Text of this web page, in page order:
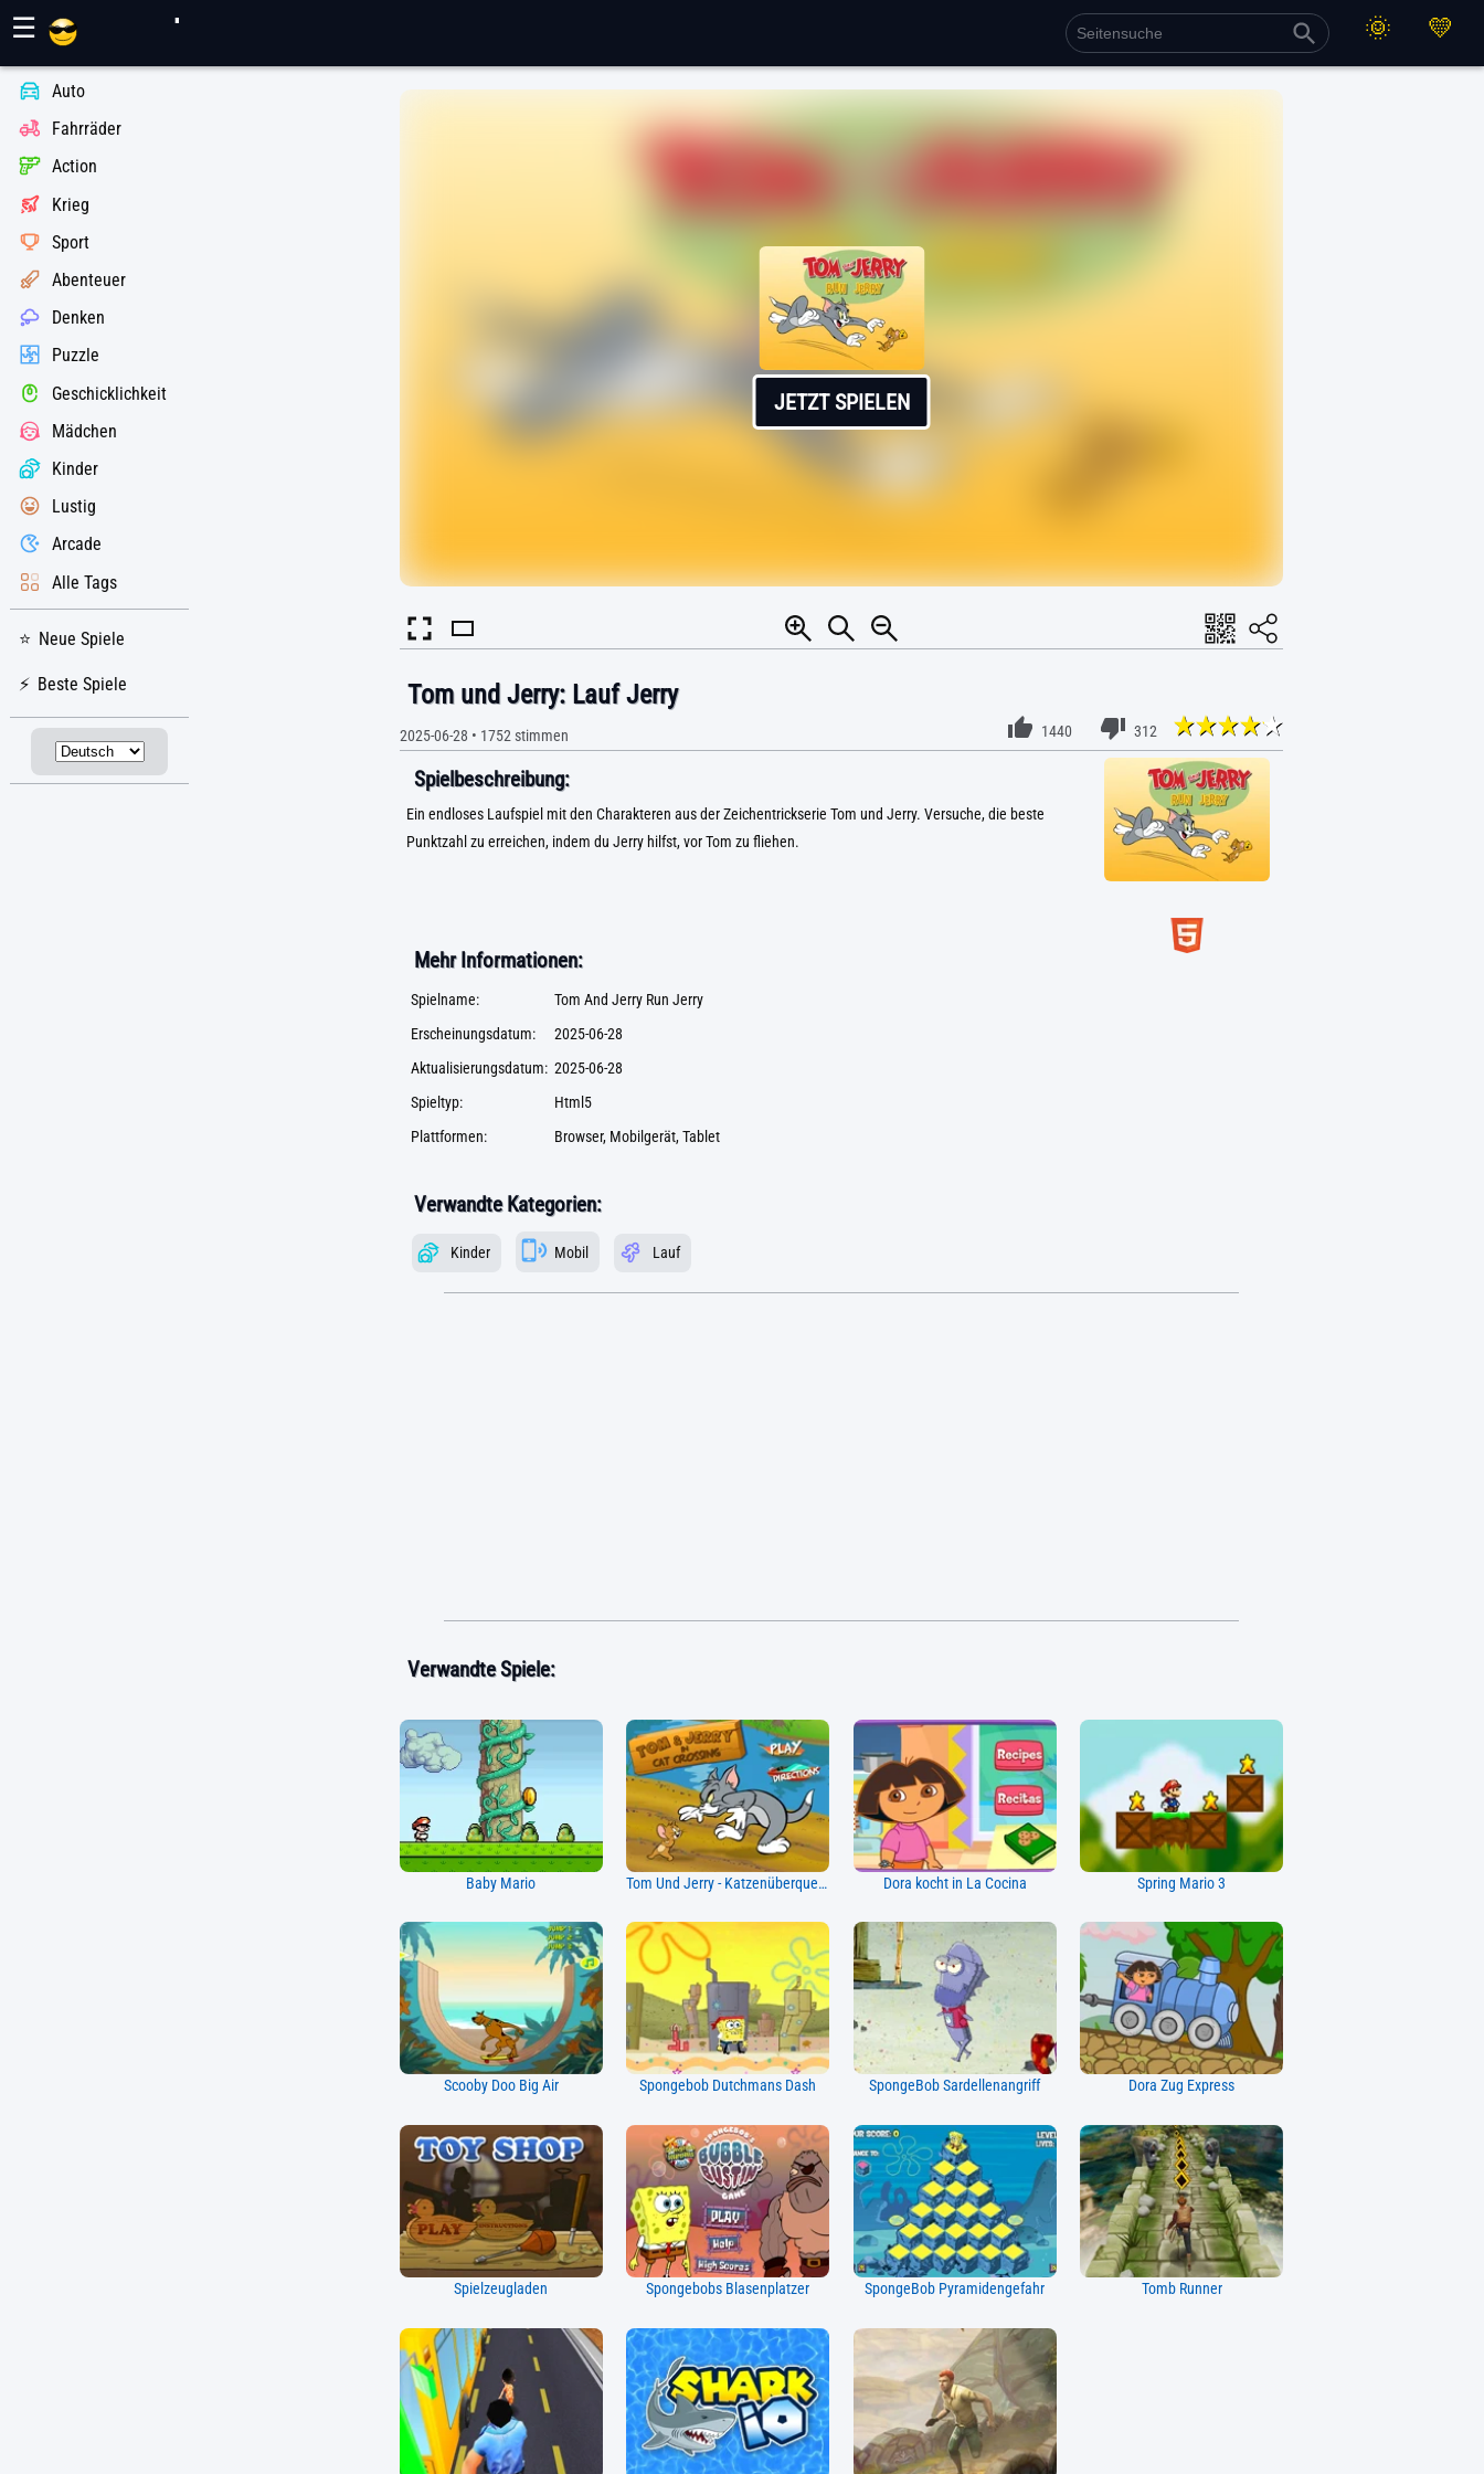
☰
Auto
Fahrräder
Action
Krieg
Sport
Abenteuer
Denken
Puzzle
Geschicklichkeit
Mädchen
Kinder
Lustig
Arcade
Alle Tags
Neue Spiele
Beste Spiele
JETZT SPIELEN
Tom und Jerry: Lauf Jerry
2025-06-28 • 1752stimmen 1440 312
Spielbeschreibung:
Ein endloses Laufspiel mit den Charakteren aus der Zeichentrickserie Tom und Jerry. Versuche, die beste
Punktzahl zu erreichen, indem du Jerry hilfst, vor Tom zu fliehen.
Mehr Informationen:
Spielname:
Tom And Jerry Run Jerry
Erscheinungsdatum:
2025-06-28
Aktualisierungsdatum: 2025-06-28
Spieltyp:
Html5
Plattformen:
Browser, Mobilgerät, Tablet
Verwandte Kategorien:
Kinder Mobil Lauf
Verwandte Spiele:
Baby Mario Tom Und Jerry - Katzenüberquerung Dora kocht in La Cocina Spring Mario 3
Scooby Doo Big Air Spongebob Dutchmans Dash SpongeBob Sardellenangriff Dora Zug Express
Spielzeugladen Spongebobs Blasenplatzer SpongeBob Pyramidengefahr Tomb Runner